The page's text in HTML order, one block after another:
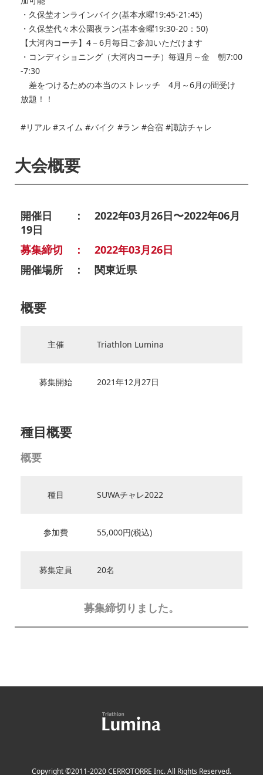
・久保埜オンラインバイク(基本水曜19:45‐21:45)
・久保埜代々木公園夜ラン(基本金曜19:30‐20：50)
【大河内コーチ】4－6月毎日ご参加いただけます
・コンディショニング（大河内コーチ）毎週月～金 朝7:00
-7:30
差をつけるための本当のストレッチ 4月～6月の間受け
放題！！
#リアル #スイム #バイク #ラン #合宿 #諏訪チャレ
大会概要
開催日 ： 2022年03月26日〜2022年06月
19日
募集締切 ： 2022年03月26日
開催場所 ： 関東近県
概要
主催 Triathlon Lumina
募集開始 2021年12月27日
種目概要
概要
種目 SUWAチャレ2022
参加費 55,000円(税込)
募集定員 20名
募集締切りました。
Copyright ©2011-2020 CERROTORRE Inc. All Rights Reserved.